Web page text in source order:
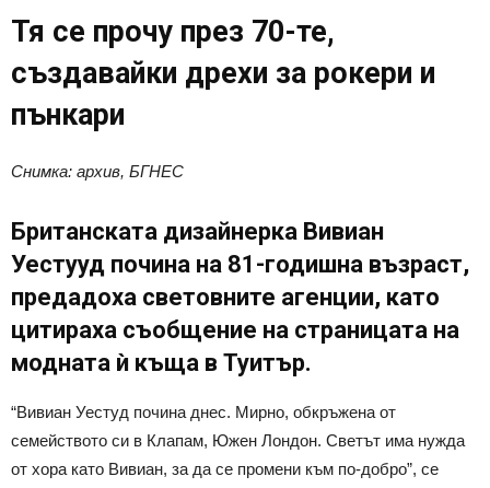
Тя се прочу през 70-те,
създавайки дрехи за рокери и
пънкари
Снимка: архив, БГНЕС
Британската дизайнерка Вивиан
Уестууд почина на 81-годишна възраст,
предадоха световните агенции, като
цитираха съобщение на страницата на
модната ѝ къща в Туитър.
“Вивиан Уестуд почина днес. Мирно, обкръжена от
семейството си в Клапам, Южен Лондон. Светът има нужда
от хора като Вивиан, за да се промени към по-добро”, се